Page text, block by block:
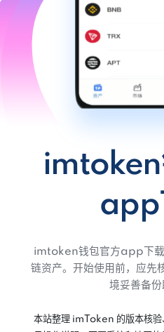
imtoken
app
imtoken钱包官方app下载
链资产。开始使用前，应先
境妥善备份
本站整理 imToken 的版本核验